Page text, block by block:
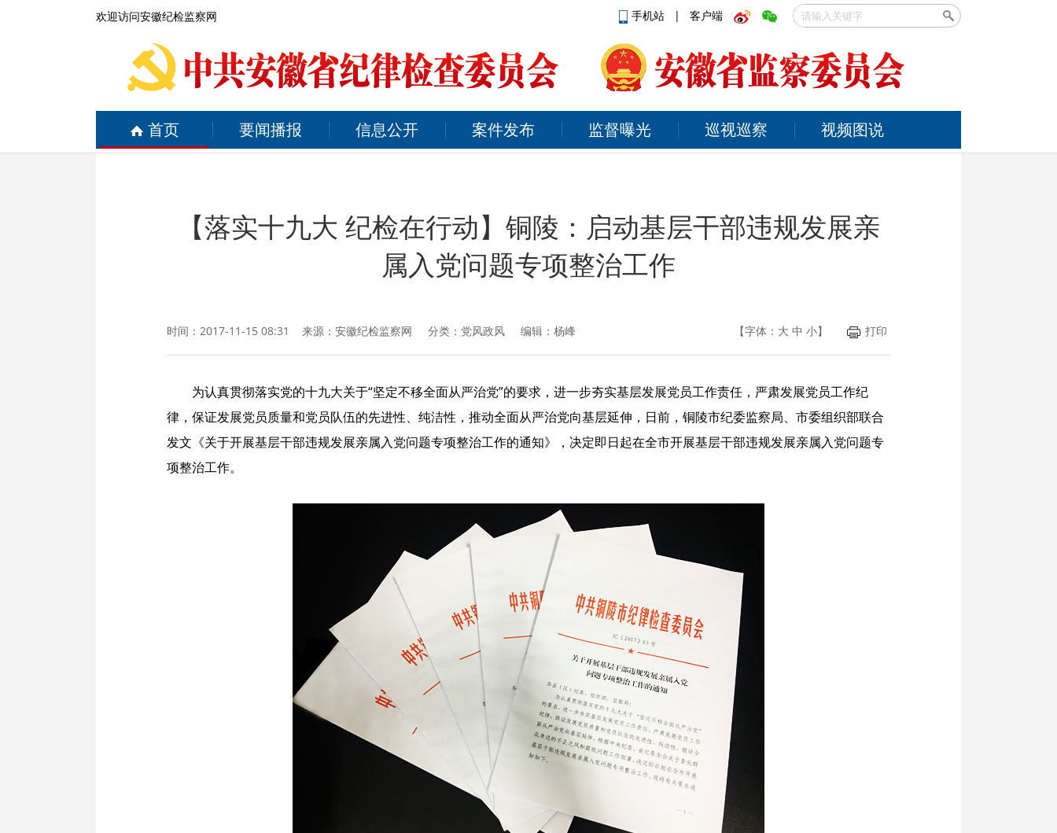
欢迎访问安徽纪检监察网 手机站 | 客户端
首页 要闻播报 信息公开 案件发布 监督曝光 巡视巡察 视频图说
【落实十九大 纪检在行动】铜陵：启动基层干部违规发展亲
属入党问题专项整治工作
时间：2017-11-15 08:31 来源： 安徽纪检监察网 分类：党风政风 编辑：杨峰 【字体： 大 中 小】 打印
为认真贯彻落实党的十九大关于“坚定不移全面从严治党”的要求，进一步夯实基层发展党员工作责任，严肃发展党员工作纪
律，保证发展党员质量和党员队伍的先进性、纯洁性，推动全面从严治党向基层延伸，日前，铜陵市纪委监察局、市委组织部联合
发文《关于开展基层干部违规发展亲属入党问题专项整治工作的通知》，决定即日起在全市开展基层干部违规发展亲属入党问题专
项整治工作。